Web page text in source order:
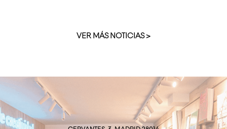
VER MÁS NOTICIAS >